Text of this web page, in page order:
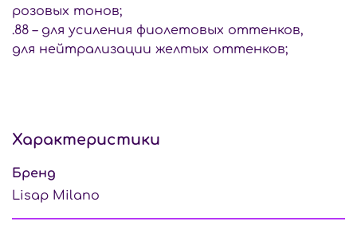
розовых тонов;
.88 – для усиления фиолетовых оттенков,
для нейтрализации желтых оттенков;
Характеристики
Бренд
Lisap Milano